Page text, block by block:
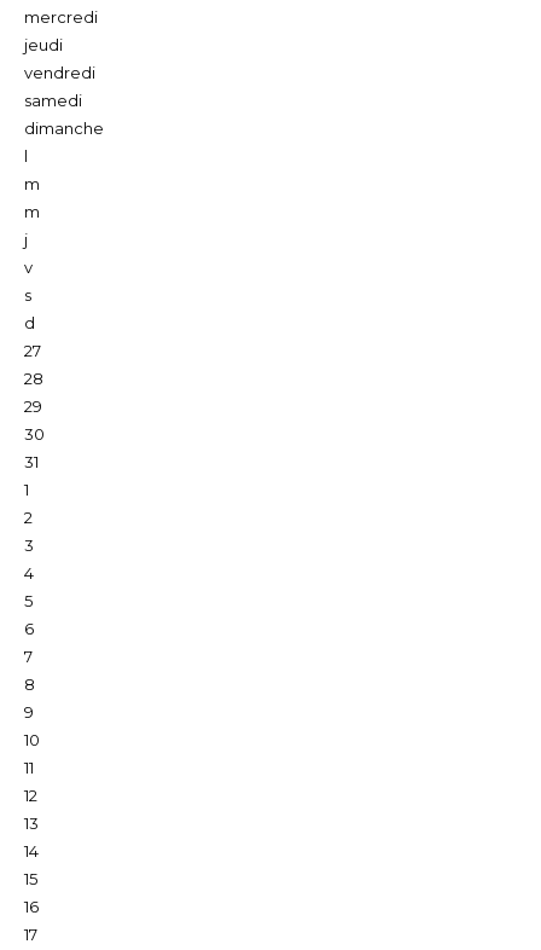
mercredi
jeudi
vendredi
samedi
dimanche
l
m
m
j
v
s
d
27
28
29
30
31
1
2
3
4
5
6
7
8
9
10
11
12
13
14
15
16
17